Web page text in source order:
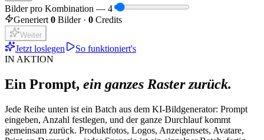
Bilder pro Kombination — 4
Generiert 0 Bilder · 0 Credits
Weiter
Jetzt loslegen
So funktioniert's
IN AKTION
Ein Prompt, ein ganzes Raster zurück.
Jede Reihe unten ist ein Batch aus dem KI-Bildgenerator: Prompt
eingeben, Anzahl festlegen, und der ganze Durchlauf kommt
gemeinsam zurück. Produktfotos, Logos, Anzeigensets, Avatare,